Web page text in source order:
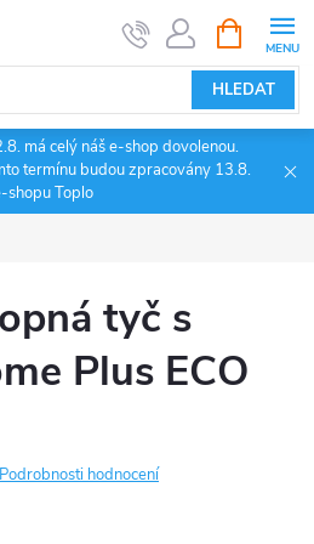
HLEDAT
NÁKUPNÍ
KOŠÍK
má celý náš e-shop dovolenou.
termínu budou zpracovány 13.8.
shopu Toplo
tyč s
Plus ECO
Podrobnosti hodnocení